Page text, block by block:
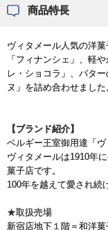
商品特長
ヴィタメール人気の洋
「フィナンシェ」、軽
レ・ショコラ」、バタ
ヌ」を詰め合わせました
【ブランド紹介】
ベルギー王室御用達「ヴ
ヴィタメールは1910年
菓子店です。
100年を越えて愛され続
★取扱売場
新宿店地下１階＝和洋